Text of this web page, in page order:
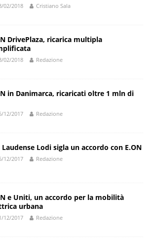
02/2018 Cristiano Sala
DrivePlaza, ricarica multipla
02/2018 Redazione
in Danimarca, ricaricati oltre 1 mln di
12/2017 Redazione
Laudense Lodi sigla un accordo con E.ON
12/2017 Redazione
e Uniti, un accordo per la mobilità
urbana
12/2017 Redazione